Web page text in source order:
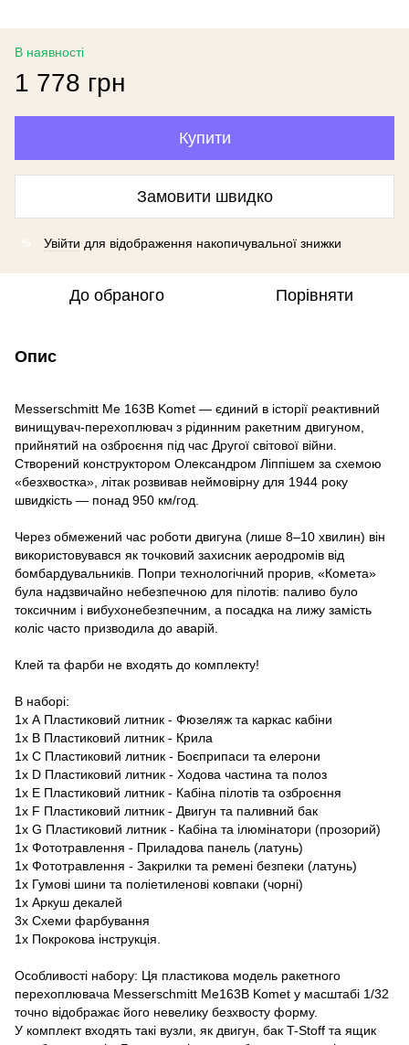
В наявності
1 778 грн
Купити
Замовити швидко
% Увійти для відображення накопичувальної знижки
До обраного Порівняти
Опис
Messerschmitt Me 163B Komet — єдиний в історії реактивний
винищувач-перехоплювач з рідинним ракетним двигуном,
прийнятий на озброєння під час Другої світової війни.
Створений конструктором Олександром Ліппішем за схемою
«безхвостка», літак розвивав неймовірну для 1944 року
швидкість — понад 950 км/год.
Через обмежений час роботи двигуна (лише 8–10 хвилин) він
використовувався як точковий захисник аеродромів від
бомбардувальників. Попри технологічний прорив, «Комета»
була надзвичайно небезпечною для пілотів: паливо було
токсичним і вибухонебезпечним, а посадка на лижу замість
коліс часто призводила до аварій.
Клей та фарби не входять до комплекту!
В наборі:
1x А Пластиковий литник - Фюзеляж та каркас кабіни
1x B Пластиковий литник - Крила
1x C Пластиковий литник - Боєприпаси та елерони
1x D Пластиковий литник - Ходова частина та полоз
1x E Пластиковий литник - Кабіна пілотів та озброєння
1x F Пластиковий литник - Двигун та паливний бак
1x G Пластиковий литник - Кабіна та ілюмінатори (прозорий)
1x Фототравлення - Приладова панель (латунь)
1x Фототравлення - Закрилки та ремені безпеки (латунь)
1x Гумові шини та поліетиленові ковпаки (чорні)
1x Аркуш декалей
3x Схеми фарбування
1x Покрокова інструкція.
Особливості набору: Ця пластикова модель ракетного
перехоплювача Messerschmitt Me163B Komet у масштабі 1/32
точно відображає його невелику безхвосту форму.
У комплект входять такі вузли, як двигун, бак T-Stoff та ящик